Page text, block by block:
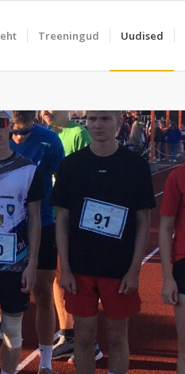
Treeningud Uudised